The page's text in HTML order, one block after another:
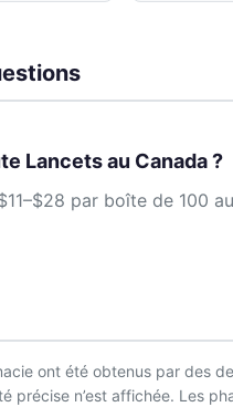
Lancets au Canada ?
par boîte de 100
ont été obtenus par des
précise n’est affichée. Les